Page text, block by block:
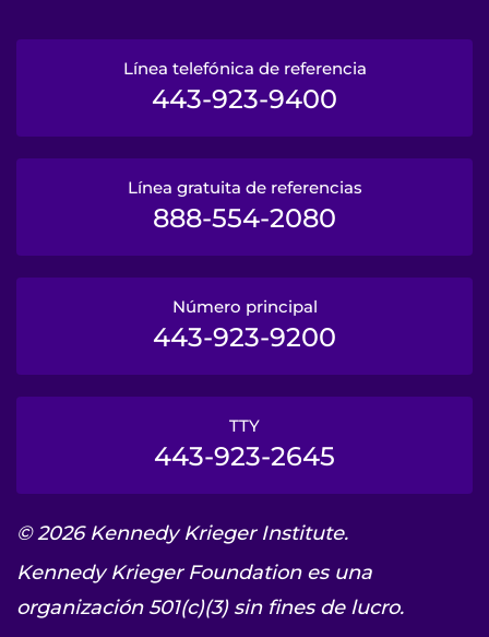
Línea telefónica de referencia
443-923-9400
Línea gratuita de referencias
888-554-2080
Número principal
443-923-9200
TTY
443-923-2645
© 2026 Kennedy Krieger Institute.
Kennedy Krieger Foundation es una
organización 501(c)(3) sin fines de lucro.